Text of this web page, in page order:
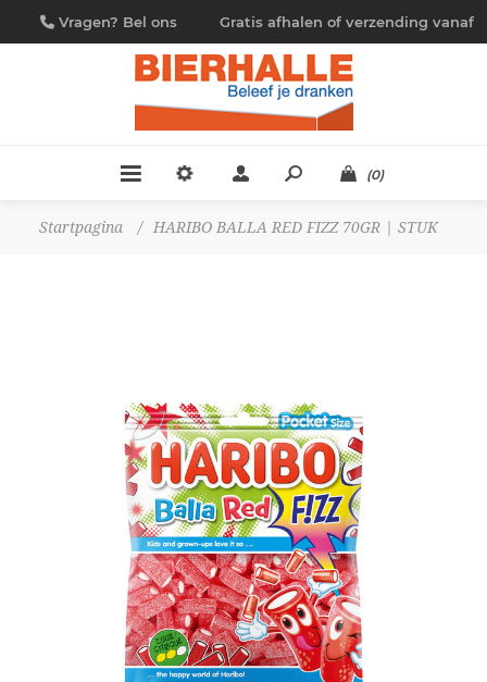
Vragen? Bel ons
09/230.88.44
Gratis afhalen of verzending vanaf
€ 4,95
(0)
Startpagina / HARIBO BALLA RED FIZZ 70GR | STUK